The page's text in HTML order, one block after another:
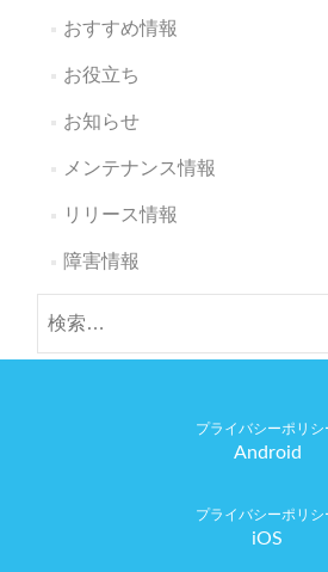
おすすめ情報
お役立ち
お知らせ
メンテナンス情報
リリース情報
障害情報
索:
Android
iOS